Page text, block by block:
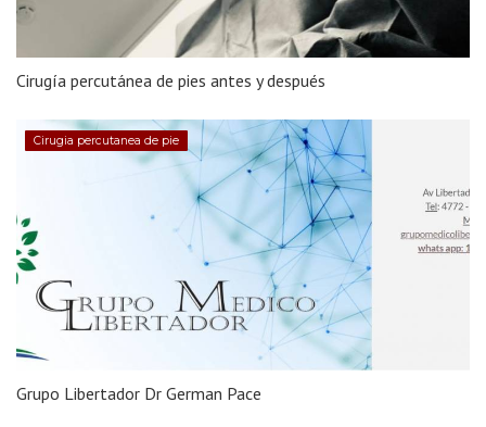
Cirugía percutánea de pies antes y después
Cirugia percutanea de pie
Grupo Libertador Dr German Pace